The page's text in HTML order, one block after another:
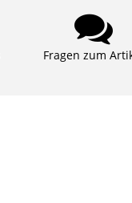
Fragen zum